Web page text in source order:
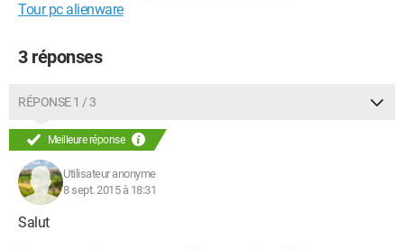
Tour pc alienware
3 réponses
RÉPONSE 1 / 3
Meilleure réponse
Utilisateur anonyme
8 sept. 2015 à 18:31
Salut